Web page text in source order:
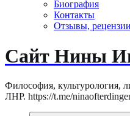
Биография
Контакты
Отзывы,
Сайт Нины
Философия, культурология,
ЛНР. https://t.me/